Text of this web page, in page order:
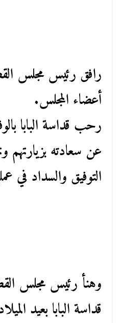
رافق رئيس مجلس
أعضاء المجلس.
رحب قداسة البابا
عن سعادته بزيارتهم
التوفيق والسداد في
وهنأ رئيس مجلس
قداسة البابا بعيد